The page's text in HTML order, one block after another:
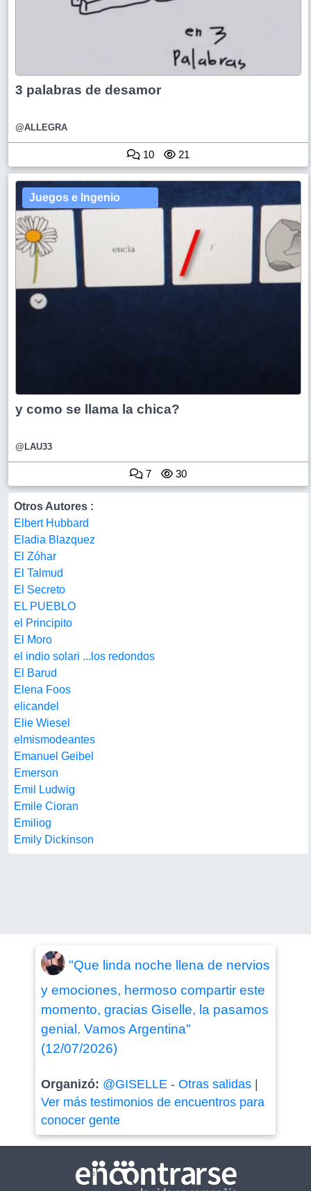
3 palabras de desamor
@ALLEGRA
10 21
Juegos e Ingenio
y como se llama la chica?
@LAU33
7 30
Otros Autores :
Elbert Hubbard
Eladia Blazquez
El Zóhar
El Talmud
El Secreto
EL PUEBLO
el Principito
El Moro
el indio solari ...los redondos
El Barud
Elena Foos
elicandel
Elie Wiesel
elmismodeantes
Emanuel Geibel
Emerson
Emil Ludwig
Emile Cioran
Emiliog
Emily Dickinson
"Que linda noche llena de nervios
y emociones, hermoso compartir este
momento, gracias Giselle, la pasamos
genial. Vamos Argentina"
(12/07/2026)
Organizó: @GISELLE- Otras salidas|
Ver más testimonios de encuentros para
conocer gente